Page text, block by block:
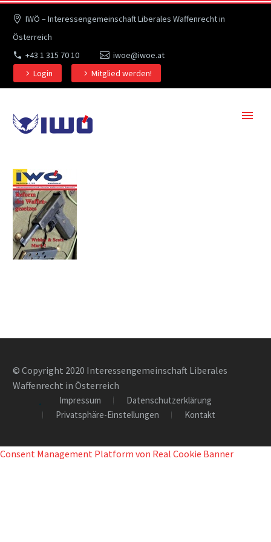
IWÖ – Interessengemeinschaft Liberales Waffenrecht in
Österreich
+43 1 315 70 10
iwoe@iwoe.at
Login
Mitglied werden!
© Copyright 2020 Interessengemeinschaft Liberales
Waffenrecht in Österreich
Impressum
Datenschutzerklärung
Privatsphäre-Einstellungen
Kontakt
Consent Management Platform von Real Cookie Banner